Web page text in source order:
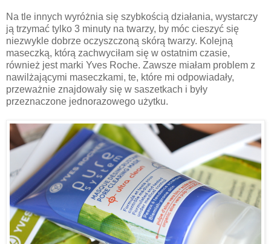
Na tle innych wyróżnia się szybkością działania, wystarczy
ją trzymać tylko 3 minuty na twarzy, by móc cieszyć się
niezwykle dobrze oczyszczoną skórą twarzy. Kolejną
maseczką, którą zachwyciłam się w ostatnim czasie,
również jest marki Yves Roche. Zawsze miałam problem z
nawilżającymi maseczkami, te, które mi odpowiadały,
przeważnie znajdowały się w saszetkach i były
przeznaczone jednorazowego użytku.